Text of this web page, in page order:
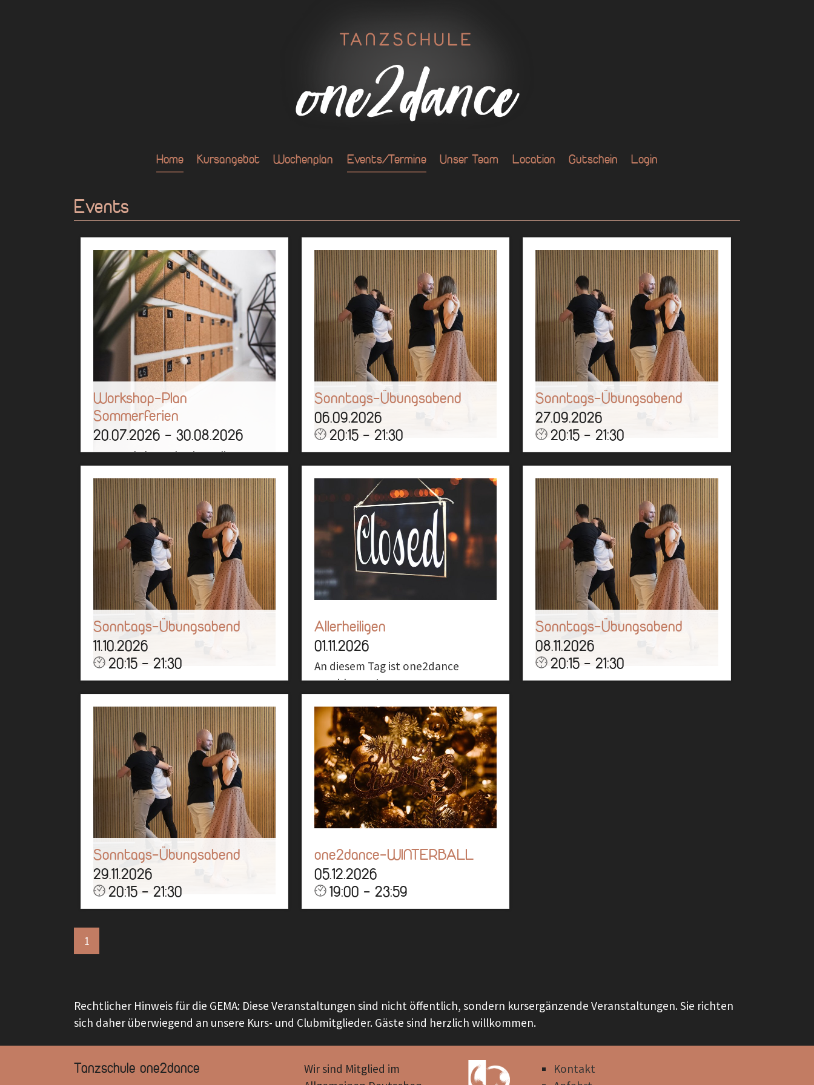
Home Kursangebot Wochenplan Events/Termine Unser Team Location Gutschein Login
Events
Workshop-Plan
Sommerferien
20.07.2026 - 30.08.2026
Der Workshop-Plan ist online!
Mehr
Sonntags-Übungsabend
06.09.2026
20:15 - 21:30
üben, quatschen und eine gute Zeit
bei uns haben!
Mehr
Sonntags-Übungsabend
27.09.2026
20:15 - 21:30
üben, quatschen und eine gute Zeit
bei uns haben!
Mehr
Sonntags-Übungsabend
11.10.2026
20:15 - 21:30
üben, quatschen und eine gute Zeit
bei uns haben!
Mehr
Allerheiligen
01.11.2026
An diesem Tag ist one2dance
geschlossen!
Mehr
Sonntags-Übungsabend
08.11.2026
20:15 - 21:30
Sonntags-Übungsabend
29.11.2026
20:15 - 21:30
üben, quatschen und eine gute Zeit
one2dance-WINTERBALL
05.12.2026
19:00 - 23:59
1
Rechtlicher Hinweis für die GEMA: Diese Veranstaltungen sind nicht öffentlich, sondern kursergänzende Veranstaltungen. Sie richten
sich daher überwiegend an unsere Kurs- und Clubmitglieder. Gäste sind herzlich willkommen.
Tanzschule one2dance
Wir sind Mitglied im
Kontakt